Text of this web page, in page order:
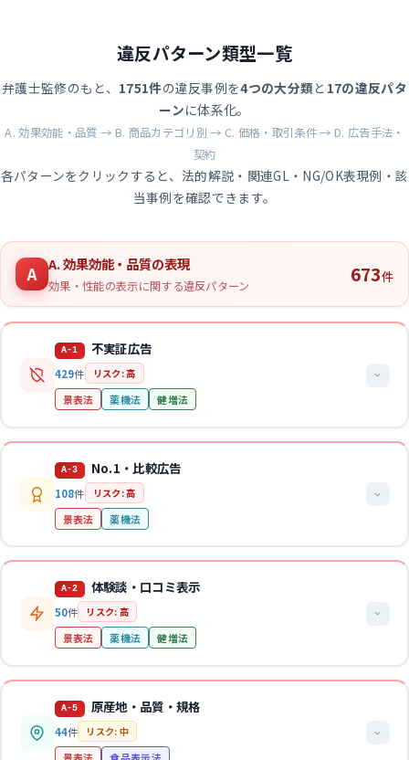
違反パターン類型一覧
弁護士監修のもと、 1751件の違反事例を4つの大分類 と 17の違反パタ
ーンに体系化。
A. 効果効能・品質 → B. 商品カテゴリ別 → C. 価格・取引条件 → D. 広告手法・
契約
各パターンをクリックすると、法的解説・関連GL・NG/OK表現例・該
当事例を確認できます。
A A. 効果効能・品質の表現
効果・性能の表示に関する違反パターン 673件
A-1 不実証広告
429件 リスク: 高
景表法 薬機法 健増法
商品やサービスの効果・性能について「著しく優良」と示す表示を
行いながら、その裏付けとなる合理的な根拠資料を提示できないケ
ースです。景表法では15日以内の根拠資料提出を求められ、提出で
きなければ不当表示とみなされます。薬機法上は承認範囲外の効能
効果の標ぼう、健増法上は健康保持増進効果の虚偽誇大表示にも該
当しえます。
法的根拠
景表法第5条第1号・第7条第2項、薬機法第66条・第68条、健増法第
65条
関連ガイドライン
不実証広告GL
46通知
A-3 No.1・比較広告
108件 リスク: 高
景表法 薬機法
「顧客満足度No.1」「売上ランキング1位」等の表示について合理
的根拠なく表示するケース、および他社製品と不当に比較して自社
優位性を主張するケースです。薬機法上は最大級表現や他社製品の
誹謗としても問題になります。
法的根拠
景表法第5条第1号、薬機法第66条第1項、適正広告基準第4の3(6)・
第4の9
A-2 体験談・口コミ表示
50件 リスク: 高
景表法 薬機法 健増法
個人の体験談や使用前後の写真を用いて、あたかも誰にでも同様の
効果が得られるかのように表示するケースです。景表法上は優良誤
A-5 原産地・品質・規格
44件 リスク: 中
景表法 食品表示法